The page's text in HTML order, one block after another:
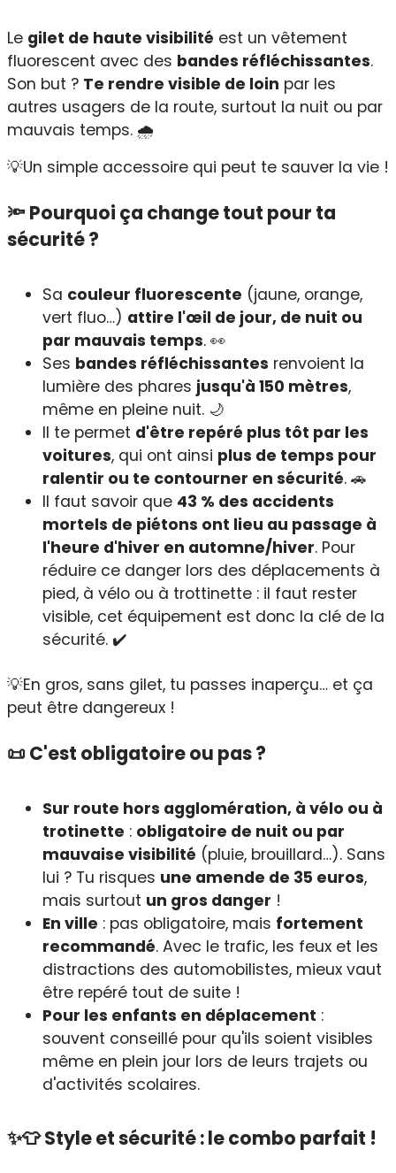
Le gilet de haute visibilité est un vêtement
fluorescent avec des bandes réfléchissantes.
Son but ? Te rendre visible de loin par les
autres usagers de la route, surtout la nuit ou par
mauvais temps. 🌧
💡Un simple accessoire qui peut te sauver la vie !
🔦 Pourquoi ça change tout pour ta
sécurité ?
Sa couleur fluorescente (jaune, orange,
vert fluo…) attire l'œil de jour, de nuit ou
par mauvais temps. 👀
Ses bandes réfléchissantes renvoient la
lumière des phares jusqu'à 150 mètres,
même en pleine nuit. 🌙
Il te permet d'être repéré plus tôt par les
voitures, qui ont ainsi plus de temps pour
ralentir ou te contourner en sécurité. 🚗
Il faut savoir que 43 % des accidents
mortels de piétons ont lieu au passage à
l'heure d'hiver en automne/hiver. Pour
réduire ce danger lors des déplacements à
pied, à vélo ou à trottinette : il faut rester
visible, cet équipement est donc la clé de la
sécurité. ✔️
💡En gros, sans gilet, tu passes inaperçu… et ça
peut être dangereux !
📜 C'est obligatoire ou pas ?
Sur route hors agglomération, à vélo ou à
trotinette : obligatoire de nuit ou par
mauvaise visibilité (pluie, brouillard…). Sans
lui ? Tu risques une amende de 35 euros,
mais surtout un gros danger !
En ville : pas obligatoire, mais fortement
recommandé. Avec le trafic, les feux et les
distractions des automobilistes, mieux vaut
être repéré tout de suite !
Pour les enfants en déplacement :
souvent conseillé pour qu'ils soient visibles
même en plein jour lors de leurs trajets ou
d'activités scolaires.
✨👕 Style et sécurité : le combo parfait !